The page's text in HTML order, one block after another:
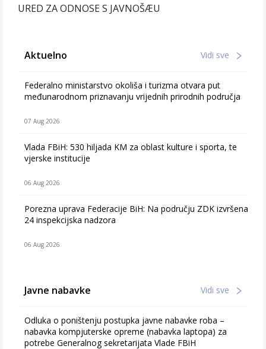
URED ZA ODNOSE S JAVNOŠÆU
Aktuelno Vidi sve
Federalno ministarstvo okoliša i turizma otvara put
međunarodnom priznavanju vrijednih prirodnih područja
07 Aug 2026
Vlada FBiH: 530 hiljada KM za oblast kulture i sporta, te
vjerske institucije
06 Aug 2026
Porezna uprava Federacije BiH: Na području ZDK izvršena
24 inspekcijska nadzora
06 Aug 2026
Javne nabavke Vidi sve
Odluka o poništenju postupka javne nabavke roba –
nabavka kompjuterske opreme (nabavka laptopa) za
potrebe Generalnog sekretarijata Vlade FBiH